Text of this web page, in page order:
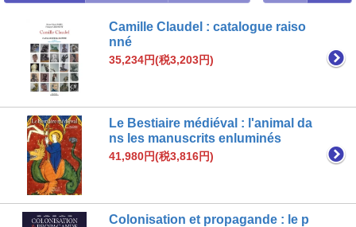
Camille Claudel : catalogue raiso
nné
35,234円(税3,203円)
Le Bestiaire médiéval : l'animal da
ns les manuscrits enluminés
41,980円(税3,816円)
Colonisation et propagande : le p